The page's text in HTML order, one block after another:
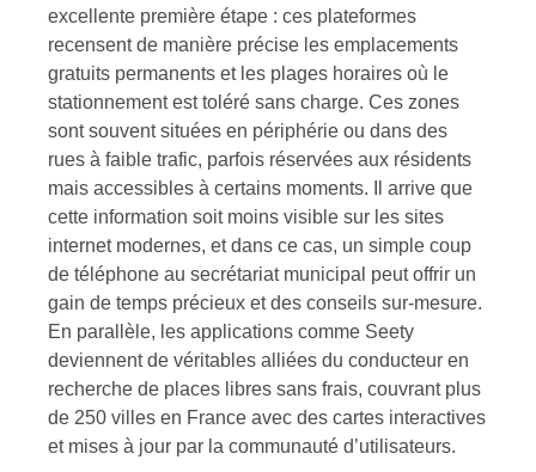
excellente première étape : ces plateformes
recensent de manière précise les emplacements
gratuits permanents et les plages horaires où le
stationnement est toléré sans charge. Ces zones
sont souvent situées en périphérie ou dans des
rues à faible trafic, parfois réservées aux résidents
mais accessibles à certains moments. Il arrive que
cette information soit moins visible sur les sites
internet modernes, et dans ce cas, un simple coup
de téléphone au secrétariat municipal peut offrir un
gain de temps précieux et des conseils sur-mesure.
En parallèle, les applications comme Seety
deviennent de véritables alliées du conducteur en
recherche de places libres sans frais, couvrant plus
de 250 villes en France avec des cartes interactives
et mises à jour par la communauté d’utilisateurs.